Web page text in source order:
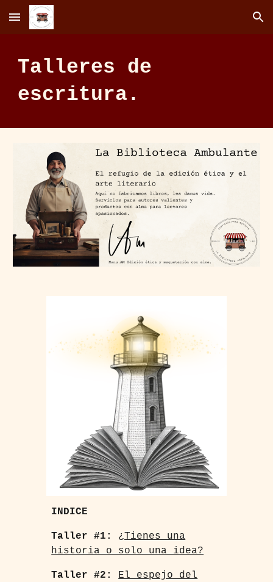
Skip to main content Skip to navigation
Talleres de
escritura.
INDICE
Taller #1:
¿Tienes una
historia o solo una idea?
Taller #2:
El espejo del